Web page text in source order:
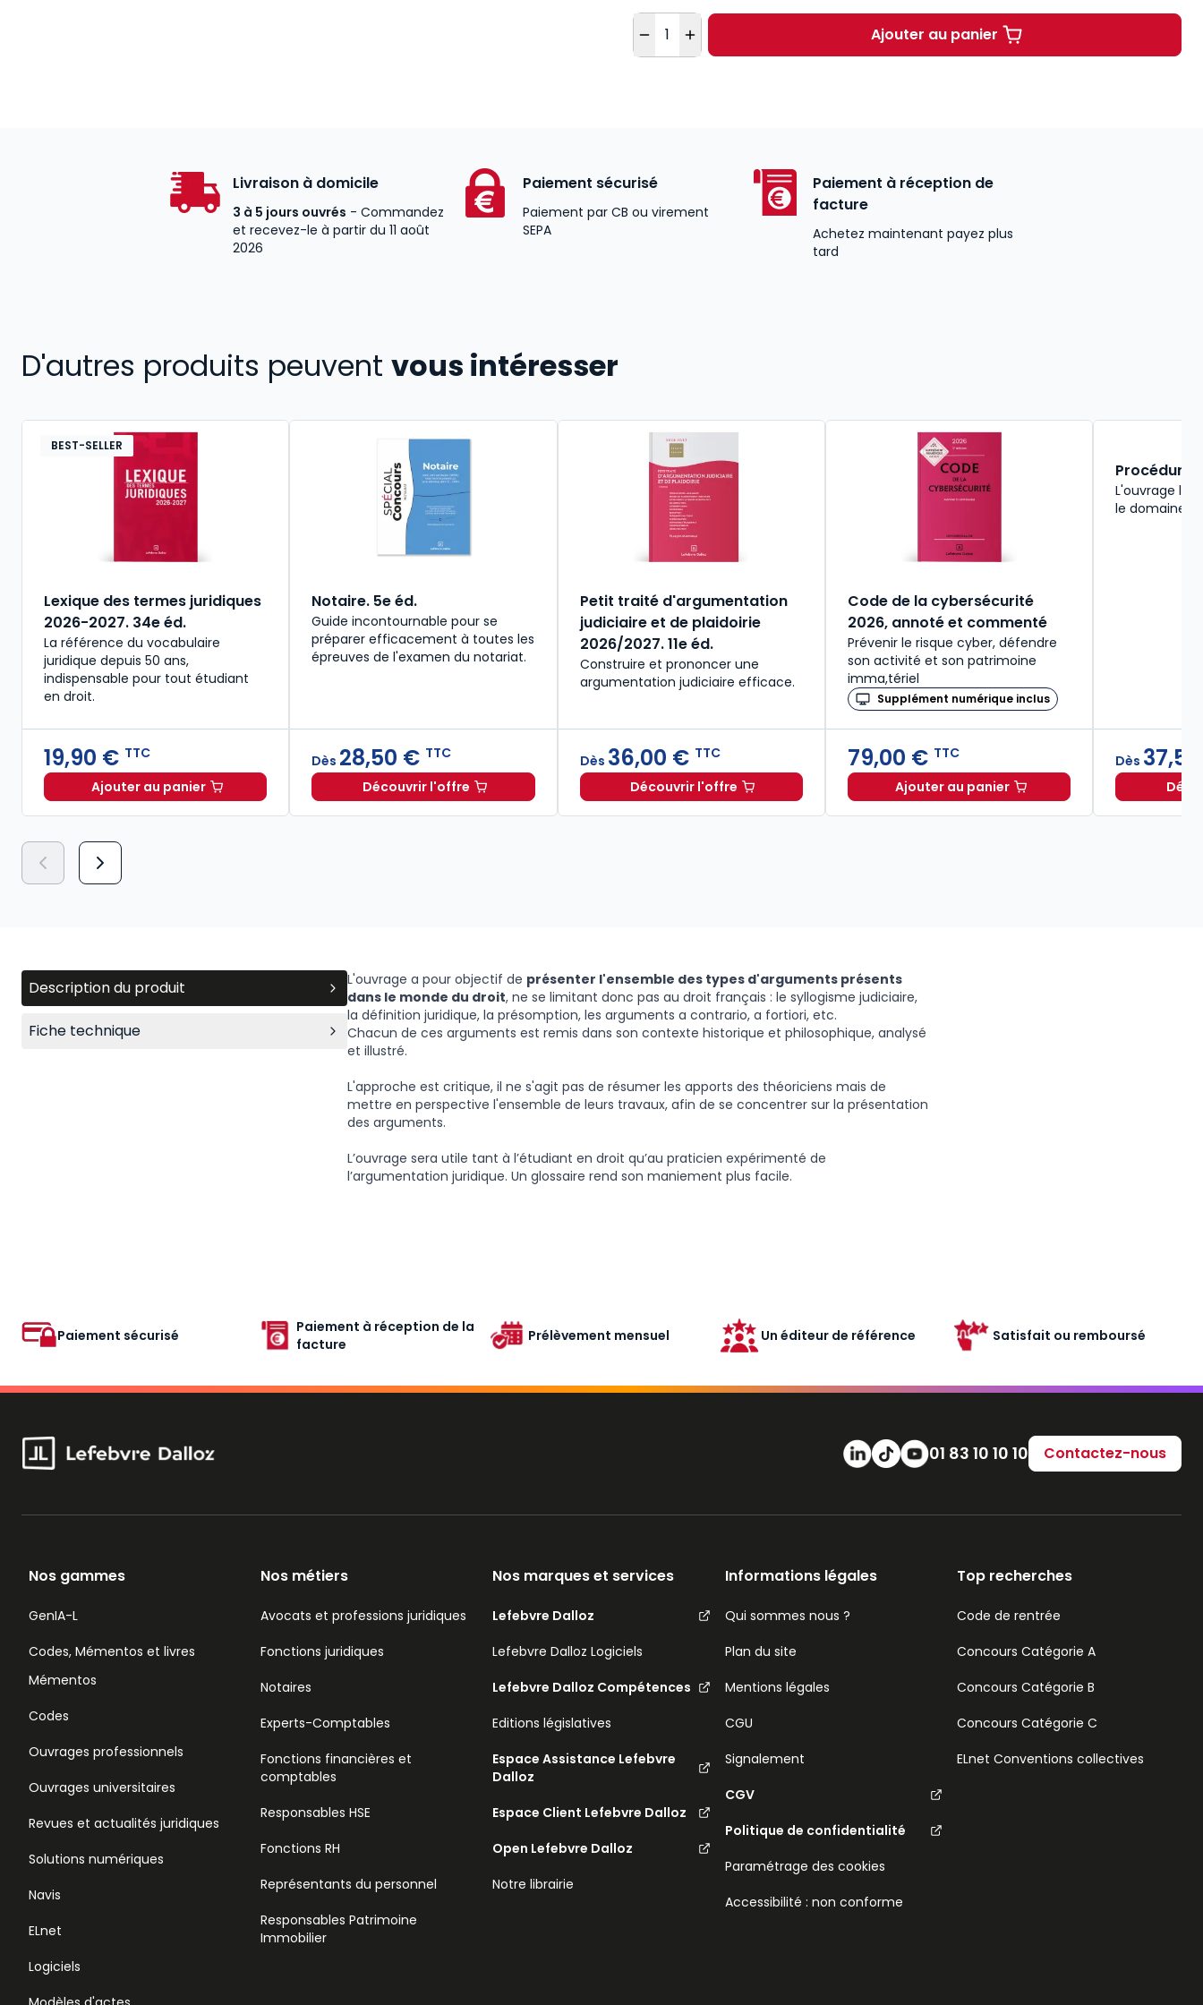
Quantité
Ajouter au panierL'argumentation juridique. 5e éd.
Livraison à domicile
3 à 5 jours ouvrés - Commandez
et recevez-le à partir du 11 août
2026
Paiement sécurisé
Paiement par CB ou virement
SEPA
Paiement à réception de
facture
Achetez maintenant payez plus
tard
D'autres produits peuvent vous intéresser
BEST-SELLER
Lexique des termes juridiques
2026-2027. 34e éd.
La référence du vocabulaire
juridique depuis 50 ans,
indispensable pour tout étudiant
en droit.​
19,90 € TTC
Ajouter au panierLexique des termes juridiques 2026-2027. 34e éd. à 19,90 € TTC
Notaire. 5e éd.
Guide incontournable pour se
préparer efficacement à toutes les
épreuves de l'examen du notariat.
Dès 28,50 € TTC
Découvrir l'offreNotaire. 5e éd. à partir de 28,50 €TTC
Petit traité d'argumentation
judiciaire et de plaidoirie
2026/2027. 11e éd.
Construire et prononcer une
argumentation judiciaire efficace.
Dès 36,00 € TTC
Découvrir l'offrePetit traité d'argumentation judiciaire et de plaidoirie 2026/2027. 11e éd. à
Code de la cybersécurité
2026, annoté et commenté
Prévenir le risque cyber, défendre
son activité et son patrimoine
imma,tériel
Supplément numérique inclus
79,00 € TTC
Ajouter au panierCode de la cybersécurité 2026,
Procédure
L'ouvrage le
le domaine
Dès
Description du produit
Fiche technique
L'ouvrage a pour objectif de présenter l'ensemble des types d'arguments présents
dans le monde du droit, ne se limitant donc pas au droit français : le syllogisme judiciaire,
la définition juridique, la présomption, les arguments a contrario, a fortiori, etc.
Chacun de ces arguments est remis dans son contexte historique et philosophique, analysé
et illustré.
L'approche est critique, il ne s'agit pas de résumer les apports des théoriciens mais de
mettre en perspective l'ensemble de leurs travaux, afin de se concentrer sur la présentation
des arguments.
L’ouvrage sera utile tant à l’étudiant en droit qu’au praticien expérimenté de
l’argumentation juridique. Un glossaire rend son maniement plus facile.
Paiement sécurisé
Paiement à réception de la
facture
Prélèvement mensuel Un éditeur de référence Satisfait ou remboursé
Numéro de téléphone
01 83 10 10 10 Contactez-nous
Nos gammes
GenIA-L
Codes, Mémentos et livres
Mémentos
Codes
Ouvrages professionnels
Ouvrages universitaires
Revues et actualités juridiques
Solutions numériques
Navis
ELnet
Logiciels
Nos métiers
Avocats et professions juridiques
Fonctions juridiques
Notaires
Experts-Comptables
Fonctions financières et
comptables
Responsables HSE
Fonctions RH
Représentants du personnel
Responsables Patrimoine
Immobilier
Nos marques et services
Lefebvre Dalloz
Lefebvre Dalloz Logiciels
Lefebvre Dalloz Compétences
Editions législatives
Espace Assistance Lefebvre
Dalloz
Espace Client Lefebvre Dalloz
Open Lefebvre Dalloz
Notre librairie
Informations légales
Qui sommes nous ?
Plan du site
Mentions légales
CGU
Signalement
CGV
Politique de confidentialité
Paramétrage des cookies
Accessibilité : non conforme
Top recherches
Code de rentrée
Concours Catégorie A
Concours Catégorie B
Concours Catégorie C
ELnet Conventions collectives